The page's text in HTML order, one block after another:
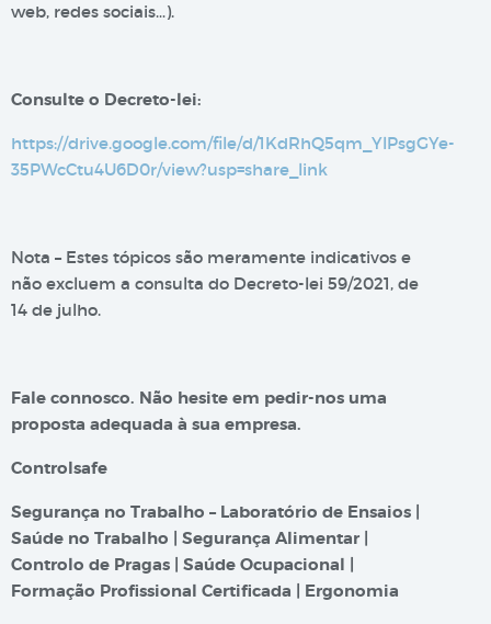
web, redes sociais…).
Consulte o Decreto-lei:
https://drive.google.com/file/d/1KdRhQ5qm_YlPsgGYe-
35PWcCtu4U6D0r/view?usp=share_link
Nota – Estes tópicos são meramente indicativos e
não excluem a consulta do Decreto-lei 59/2021, de
14 de julho.
Fale connosco. Não hesite em pedir-nos uma
proposta adequada à sua empresa.
Controlsafe
Segurança no Trabalho – Laboratório de Ensaios |
Saúde no Trabalho | Segurança Alimentar |
Controlo de Pragas | Saúde Ocupacional |
Formação Profissional Certificada | Ergonomia